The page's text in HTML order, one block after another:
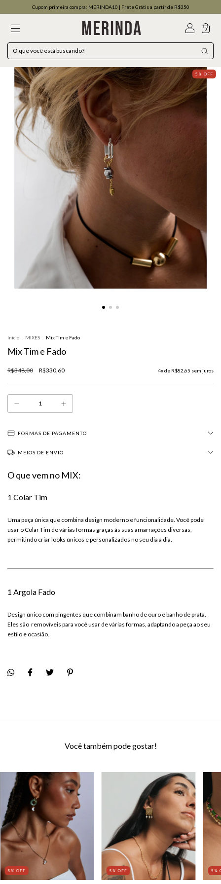
Cupom primeira compra: MERINDA10 | Frete Grátis a partir de R$350
0
5 % OFF
Início MIXES Mix Tim e Fado
Mix Tim e Fado
R$348,00 R$330,60 4x de R$82,65 sem juros
FORMAS DE PAGAMENTO
MEIOS DE ENVIO
O que vem no MIX:
1 Colar Tim
Uma peça única que combina design moderno e funcionalidade. Você pode
usar o Colar Tim de várias formas graças às suas amarrações diversas,
permitindo criar looks únicos e personalizados no seu dia a dia.
1 Argola Fado
Design único com pingentes que combinam banho de ouro e banho de prata.
Eles são removíveis para você usar de várias formas, adaptando a peça ao seu
estilo e ocasião.
Você também pode gostar!
5 % OFF 5 % OFF 5 %